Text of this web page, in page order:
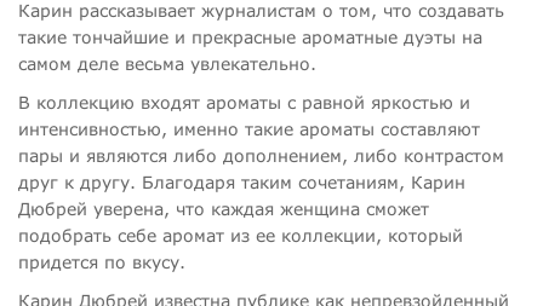
Карин рассказывает журналистам о том, что создавать
такие тончайшие и прекрасные ароматные дуэты на
самом деле весьма увлекательно.
В коллекцию входят ароматы с равной яркостью и
интенсивностью, именно такие ароматы составляют
пары и являются либо дополнением, либо контрастом
друг к другу. Благодаря таким сочетаниям, Карин
Дюбрей уверена, что каждая женщина сможет
подобрать себе аромат из ее коллекции, который
придется по вкусу.
Карин Дюбрей известна публике как непревзойденный